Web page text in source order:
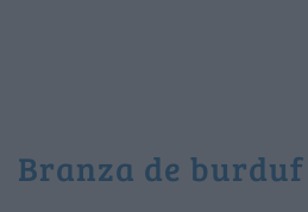
branza de burduf